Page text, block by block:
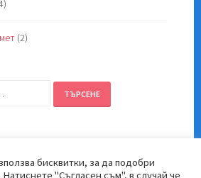
(2)
ТЪРСЕНЕ
бисквитки, за да подобри
"Съгласен съм", в случай че